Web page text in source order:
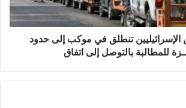
الإسرائيليين تنطلق في موكب إلى حدود
للمطالبة بالتوصل إلى اتفاق